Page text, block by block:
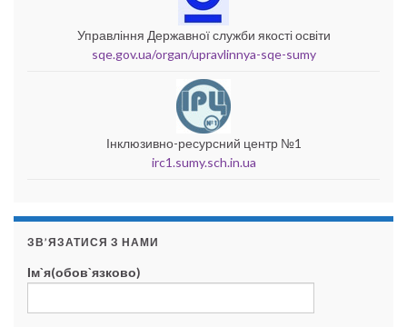
Управління Державної служби якості освіти
sqe.gov.ua/organ/upravlinnya-sqe-sumy
Інклюзивно-ресурсний центр №1
irc1.sumy.sch.in.ua
ЗВ’ЯЗАТИСЯ З НАМИ
Ім`я(обов`язково)